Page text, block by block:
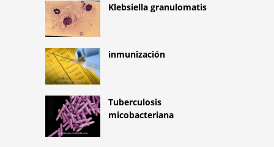
Klebsiella granulomatis
inmunización
Tuberculosis
micobacteriana